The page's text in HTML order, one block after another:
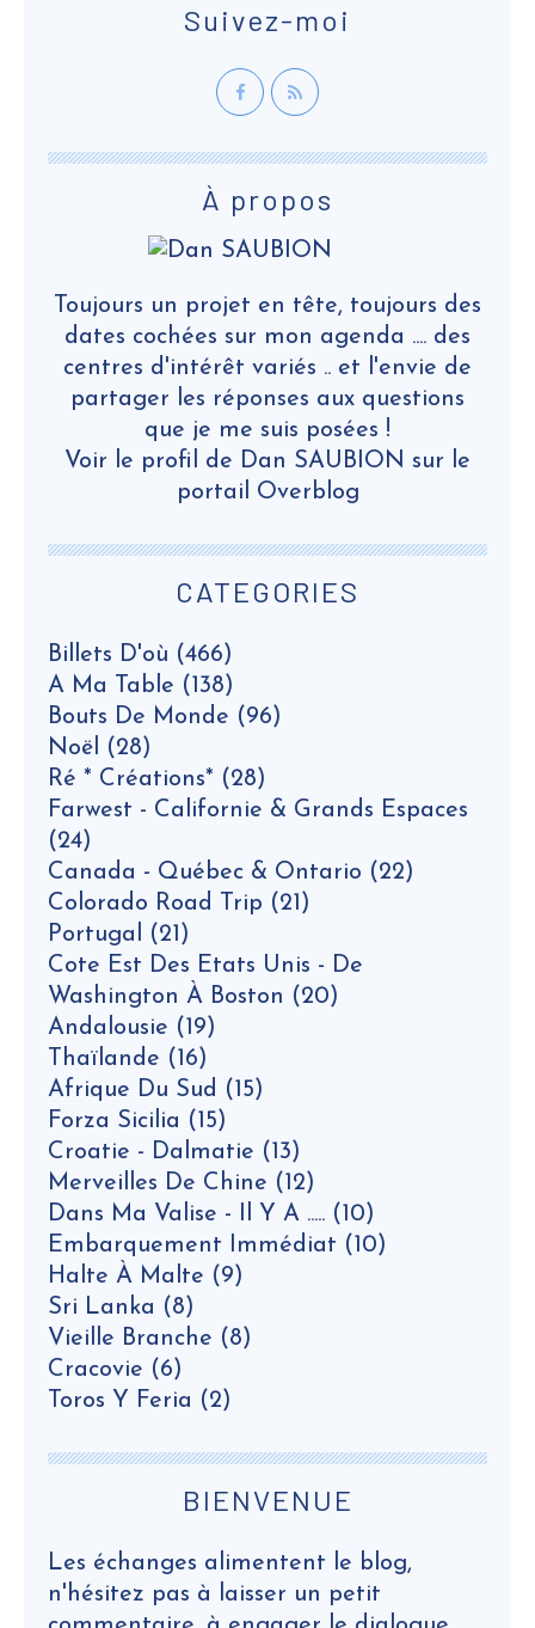
CATEGORIES
Billets D'où (466)
A Ma Table (138)
Bouts De Monde (96)
Noël (28)
Ré * Créations* (28)
Farwest - Californie & Grands Espaces
(24)
Canada - Québec & Ontario (22)
Colorado Road Trip (21)
Portugal (21)
Cote Est Des Etats Unis - De
Washington À Boston (20)
Andalousie (19)
Thaïlande (16)
Afrique Du Sud (15)
Forza Sicilia (15)
Croatie - Dalmatie (13)
Merveilles De Chine (12)
Dans Ma Valise - Il Y A ..... (10)
Embarquement Immédiat (10)
Halte À Malte (9)
Sri Lanka (8)
Vieille Branche (8)
Cracovie (6)
Toros Y Feria (2)
Suivez-moi
À propos
Toujours un projet en tête, toujours des
dates cochées sur mon agenda .... des
centres d'intérêt variés .. et l'envie de
partager les réponses aux questions
que je me suis posées !
Voir le profil de Dan SAUBION sur le
portail Overblog
BIENVENUE
Les échanges alimentent le blog,
n'hésitez pas à laisser un petit